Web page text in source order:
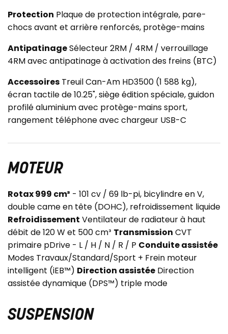
Protection Plaque de protection intégrale, pare-
chocs avant et arrière renforcés, protège-mains
AntipatinageSélecteur 2RM / 4RM / verrouillage
4RM avec antipatinage à activation des freins (BTC)
Accessoires Treuil Can-Am HD3500 (1 588 kg),
écran tactile de 10.25", siège édition spéciale, guidon
profilé aluminium avec protège-mains sport,
rangement téléphone avec chargeur USB-C
MOTEUR
Rotax 999 cm³ - 101 cv / 69 lb-pi, bicylindre en V,
double came en tête (DOHC), refroidissement liquide
Refroidissement Ventilateur de radiateur à haut
débit de 120 W et 500 cm³ Transmission CVT
primaire pDrive - L / H / N / R / P Conduite assistée
Modes Travaux/Standard/Sport + Frein moteur
intelligent (iEB™) Direction assistée Direction
assistée dynamique (DPS™) triple mode
SUSPENSION